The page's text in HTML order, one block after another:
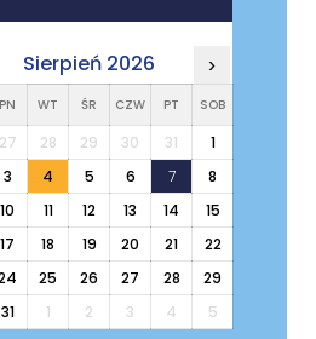
Sierpień 2026 ›
PN WT ŚR CZW PT SOB
27 28 29 30 31
1
3 4 5 6 7
8
10 11 12 13 14
15
17 18 19 20 21
22
25 26 27 28
29
31 1 2 3 4 5